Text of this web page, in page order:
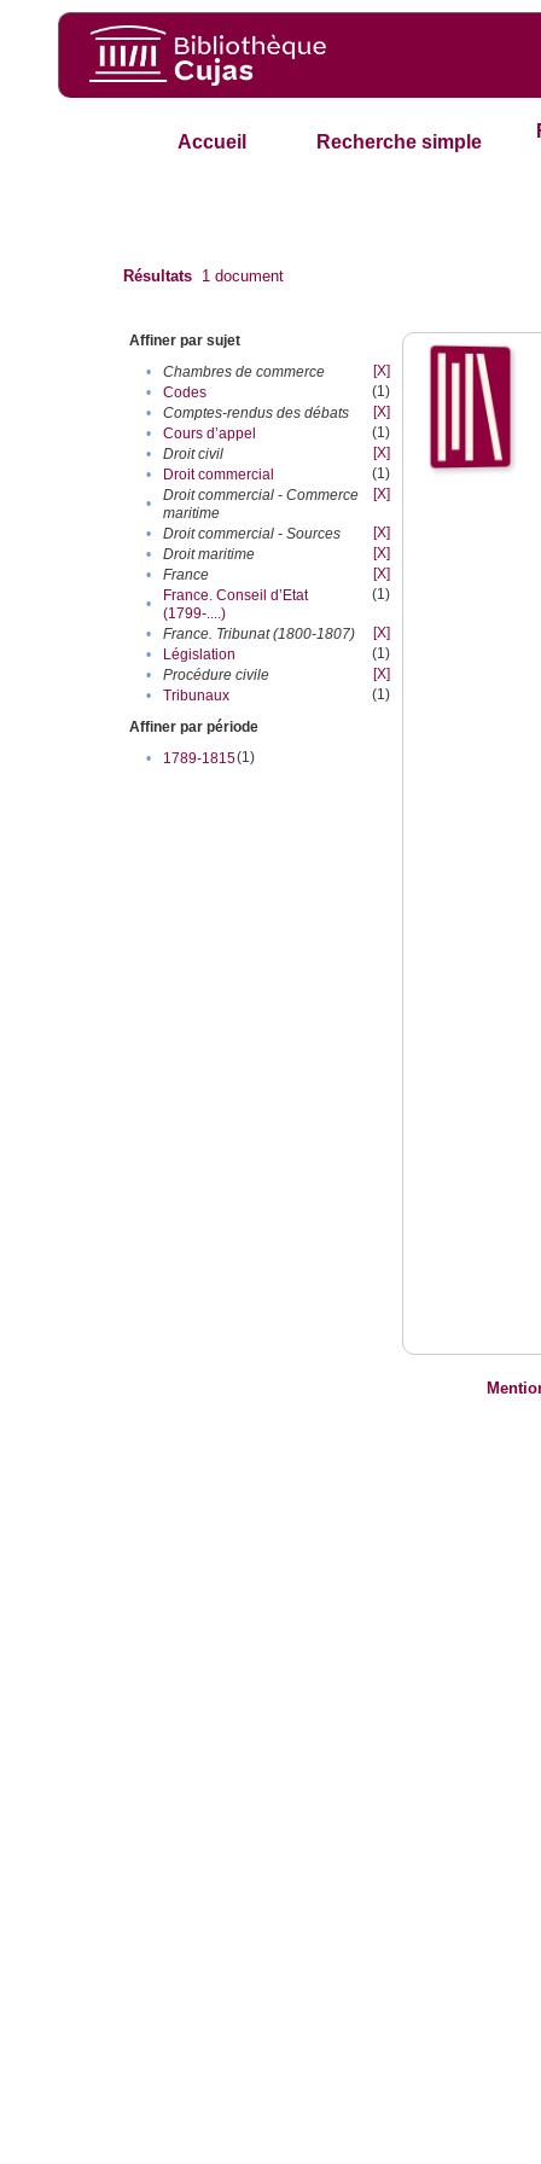
Accueil Recherche simple
Résultats 1 document
Affiner par sujet
•
Chambres de commerce
[X]
•
Codes
(1)
•
Comptes-rendus des débats
[X]
•
Cours d’appel
(1)
•
Droit civil
[X]
•
Droit commercial
(1)
•
Droit commercial - Commerce
maritime
[X]
• Droit commercial - Sources
[X]
•
Droit maritime
[X]
•
France
[X]
•
France. Conseil d’Etat
(1799-....)
(1)
• France. Tribunat (1800-1807)
[X]
•
Législation
(1)
•
Procédure civile
[X]
•
Tribunaux
(1)
Affiner par période
•
1789-1815(1)